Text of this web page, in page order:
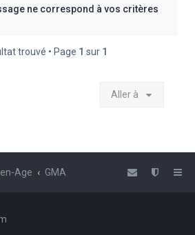
ne correspond à vos critères
trouvé • Page 1 sur 1
Aller à
Age GMA